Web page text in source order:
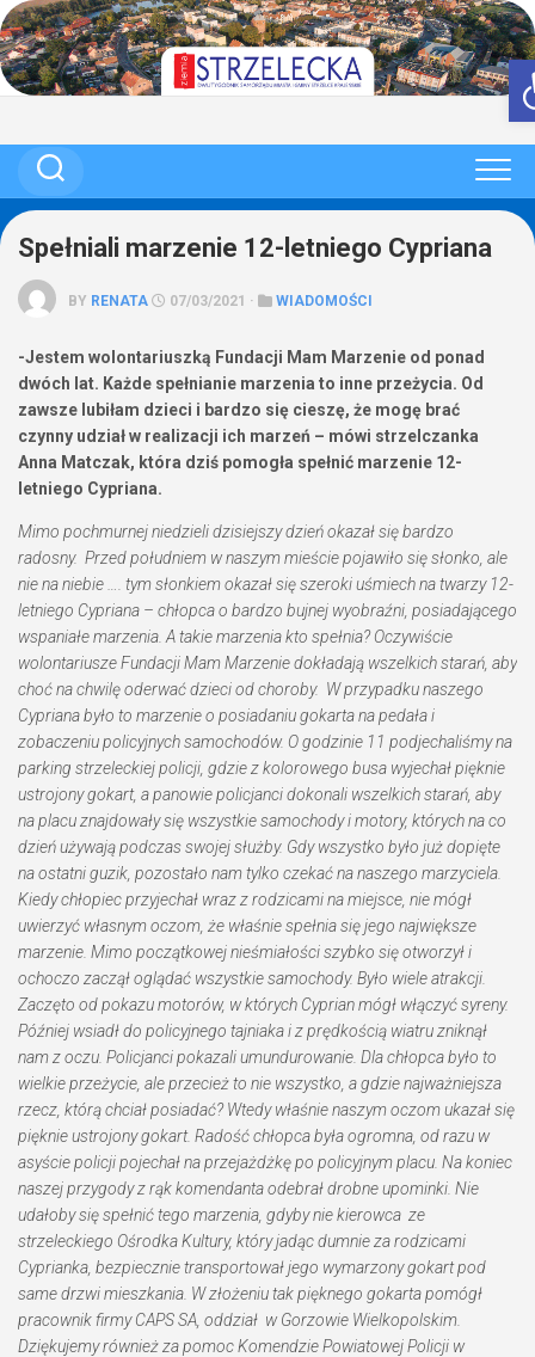
Skip
to
content
Spełniali marzenie 12-letniego Cypriana
BY RENATA 07/03/2021 · WIADOMOŚCI
-Jestem wolontariuszką Fundacji Mam Marzenie od ponad
dwóch lat. Każde spełnianie marzenia to inne przeżycia. Od
zawsze lubiłam dzieci i bardzo się cieszę, że mogę brać
czynny udział w realizacji ich marzeń – mówi strzelczanka
Anna Matczak, która dziś pomogła spełnić marzenie 12-
letniego Cypriana.
Mimo pochmurnej niedzieli dzisiejszy dzień okazał się bardzo
radosny. Przed południem w naszym mieście pojawiło się słonko, ale
nie na niebie …. tym słonkiem okazał się szeroki uśmiech na twarzy 12-
letniego Cypriana – chłopca o bardzo bujnej wyobraźni, posiadającego
wspaniałe marzenia. A takie marzenia kto spełnia? Oczywiście
wolontariusze Fundacji Mam Marzenie dokładają wszelkich starań, aby
choć na chwilę oderwać dzieci od choroby. W przypadku naszego
Cypriana było to marzenie o posiadaniu gokarta na pedała i
zobaczeniu policyjnych samochodów. O godzinie 11 podjechaliśmy na
parking strzeleckiej policji, gdzie z kolorowego busa wyjechał pięknie
ustrojony gokart, a panowie policjanci dokonali wszelkich starań, aby
na placu znajdowały się wszystkie samochody i motory, których na co
dzień używają podczas swojej służby. Gdy wszystko było już dopięte
na ostatni guzik, pozostało nam tylko czekać na naszego marzyciela.
Kiedy chłopiec przyjechał wraz z rodzicami na miejsce, nie mógł
uwierzyć własnym oczom, że właśnie spełnia się jego największe
marzenie. Mimo początkowej nieśmiałości szybko się otworzył i
ochoczo zaczął oglądać wszystkie samochody. Było wiele atrakcji.
Zaczęto od pokazu motorów, w których Cyprian mógł włączyć syreny.
Później wsiadł do policyjnego tajniaka i z prędkością wiatru zniknął
nam z oczu. Policjanci pokazali umundurowanie. Dla chłopca było to
wielkie przeżycie, ale przecież to nie wszystko, a gdzie najważniejsza
rzecz, którą chciał posiadać? Wtedy właśnie naszym oczom ukazał się
pięknie ustrojony gokart. Radość chłopca była ogromna, od razu w
asyście policji pojechał na przejażdżkę po policyjnym placu. Na koniec
naszej przygody z rąk komendanta odebrał drobne upominki. Nie
udałoby się spełnić tego marzenia, gdyby nie kierowca ze
strzeleckiego Ośrodka Kultury, który jadąc dumnie za rodzicami
Cyprianka, bezpiecznie transportował jego wymarzony gokart pod
same drzwi mieszkania. W złożeniu tak pięknego gokarta pomógł
pracownik firmy CAPS SA, oddział w Gorzowie Wielkopolskim.
Dziękujemy również za pomoc Komendzie Powiatowej Policji w